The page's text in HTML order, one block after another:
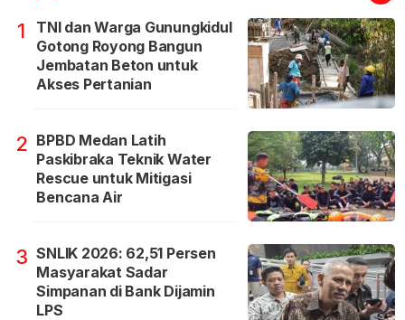
1
TNI dan Warga Gunungkidul
Gotong Royong Bangun
Jembatan Beton untuk
Akses Pertanian
2 BPBD Medan Latih
Paskibraka Teknik Water
Rescue untuk Mitigasi
Bencana Air
3 SNLIK 2026: 62,51 Persen
Masyarakat Sadar
Simpanan di Bank Dijamin
LPS